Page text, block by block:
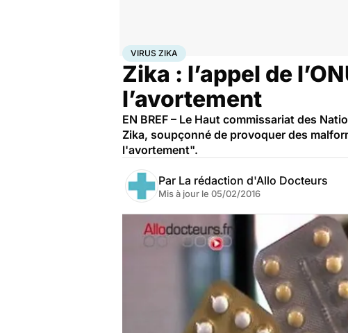
AccueilFamille Grossesse
VIRUS ZIKA
Zika : l’appel de
l’avortement
EN BREF – Le Haut commissariat des
Zika, soupçonné de provoquer des
l'avortement".
Par La rédaction d'Allo Docteurs
Mis à jour le 05/02/2016